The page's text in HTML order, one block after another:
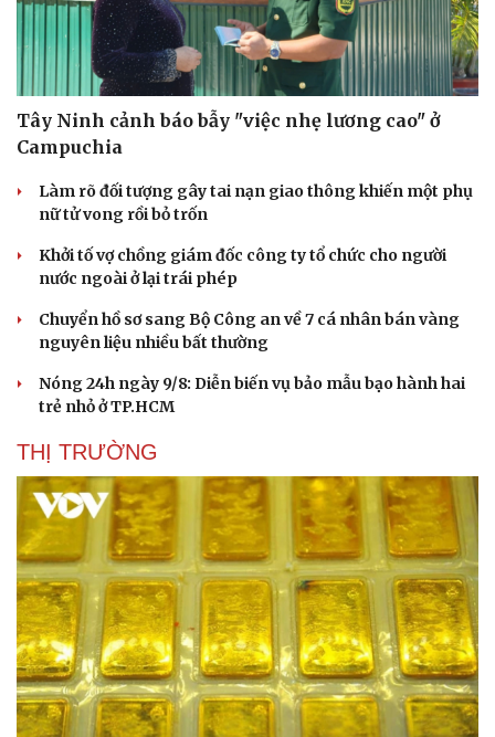
Văn hóa
Sân khấu - Điện ảnh
Văn học
Âm nhạc
Giải trí
Nghệ sĩ
Thời trang
Tây Ninh cảnh báo bẫy "việc nhẹ lương cao" ở
Campuchia
Làm rõ đối tượng gây tai nạn giao thông khiến một phụ
nữ tử vong rồi bỏ trốn
Khởi tố vợ chồng giám đốc công ty tổ chức cho người
nước ngoài ở lại trái phép
Chuyển hồ sơ sang Bộ Công an về 7 cá nhân bán vàng
nguyên liệu nhiều bất thường
Nóng 24h ngày 9/8: Diễn biến vụ bảo mẫu bạo hành hai
trẻ nhỏ ở TP.HCM
THỊ TRƯỜNG